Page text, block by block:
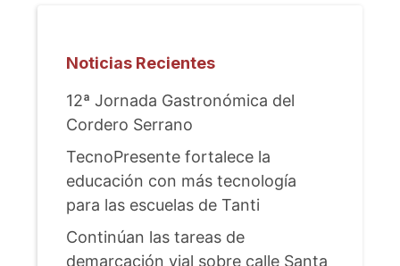
Noticias Recientes
12ª Jornada Gastronómica del
Cordero Serrano
TecnoPresente fortalece la
educación con más tecnología
para las escuelas de Tanti
Continúan las tareas de
demarcación vial sobre calle Santa